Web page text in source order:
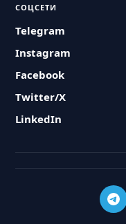
СОЦСЕТИ
Telegram
Instagram
Facebook
Twitter/X
LinkedIn